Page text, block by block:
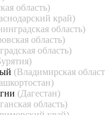
область)
край)
область)
область)
область)
(Владимирская
(Дагестан)
область)